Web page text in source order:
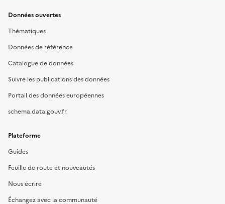
Données ouvertes
Thématiques
Données de référence
Catalogue de données
Suivre les publications des données
Portail des données européennes
schema.data.gouv.fr
Plateforme
Guides
Feuille de route et nouveautés
Nous écrire
Échangez avec la communauté